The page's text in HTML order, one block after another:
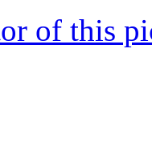
of this